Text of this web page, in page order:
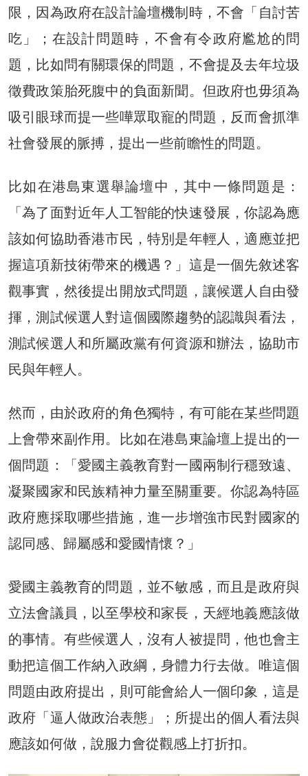
限，因為政府在設計論壇機制時，不會「自討苦
吃」；在設計問題時，不會有令政府尷尬的問
題，比如問有關環保的問題，不會提及去年垃圾
徵費政策胎死腹中的負面新聞。但政府也毋須為
吸引眼球而提一些嘩眾取寵的問題，反而會抓準
社會發展的脈搏，提出一些前瞻性的問題。
比如在港島東選舉論壇中，其中一條問題是：
「為了面對近年人工智能的快速發展，你認為應
該如何協助香港市民，特別是年輕人，適應並把
握這項新技術帶來的機遇？」這是一個先敘述客
觀事實，然後提出開放式問題，讓候選人自由發
揮，測試候選人對這個國際趨勢的認識與看法，
測試候選人和所屬政黨有何資源和辦法，協助市
民與年輕人。
然而，由於政府的角色獨特，有可能在某些問題
上會帶來副作用。比如在港島東論壇上提出的一
個問題：「愛國主義教育對一國兩制行穩致遠、
凝聚國家和民族精神力量至關重要。你認為特區
政府應採取哪些措施，進一步增強市民對國家的
認同感、歸屬感和愛國情懷？」
愛國主義教育的問題，並不敏感，而且是政府與
立法會議員，以至學校和家長，天經地義應該做
的事情。有些候選人，沒有人被提問，他也會主
動把這個工作納入政綱，身體力行去做。唯這個
問題由政府提出，則可能會給人一個印象，這是
政府「逼人做政治表態」；所提出的個人看法與
應該如何做，說服力會從觀感上打折扣。